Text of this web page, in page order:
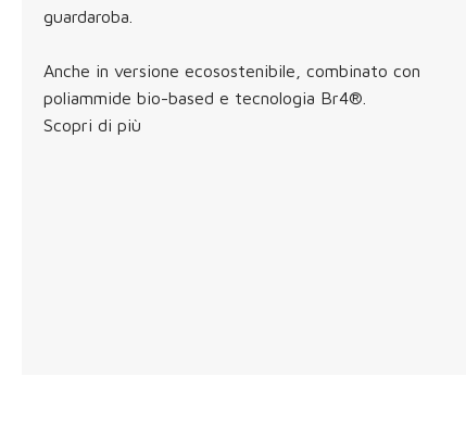
guardaroba.
Anche in versione ecosostenibile, combinato con
poliammide bio-based e tecnologia Br4®.
Scopri di più